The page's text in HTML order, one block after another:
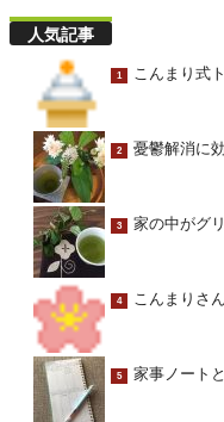
人気記事
1 こんまり式
2 憂鬱解消に
3 家の中がグ
4 こんまりさ
5 家事ノート